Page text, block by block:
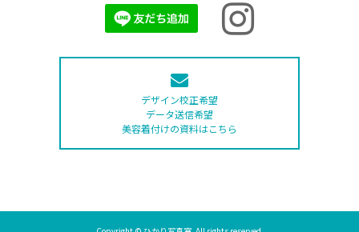
デザイン校正希望
データ送信希望
美容着付けの資料はこちら